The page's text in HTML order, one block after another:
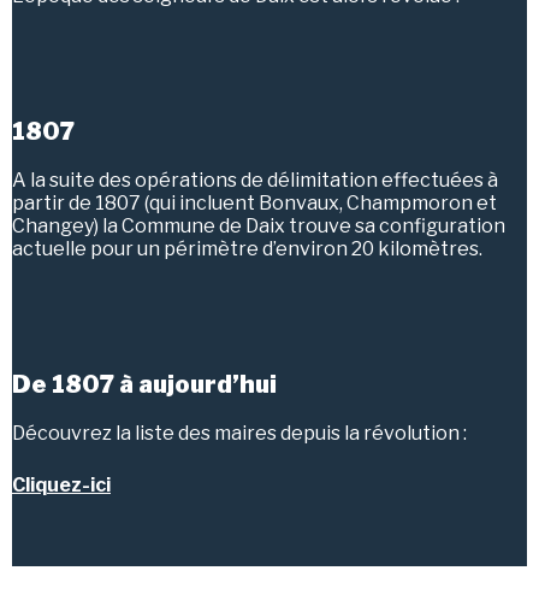
1807
A la suite des opérations de délimitation effectuées à
partir de 1807 (qui incluent Bonvaux, Champmoron et
Changey) la Commune de Daix trouve sa configuration
actuelle pour un périmètre d’environ 20 kilomètres.
De 1807 à aujourd’hui
Découvrez la liste des maires depuis la révolution :
Cliquez-ici